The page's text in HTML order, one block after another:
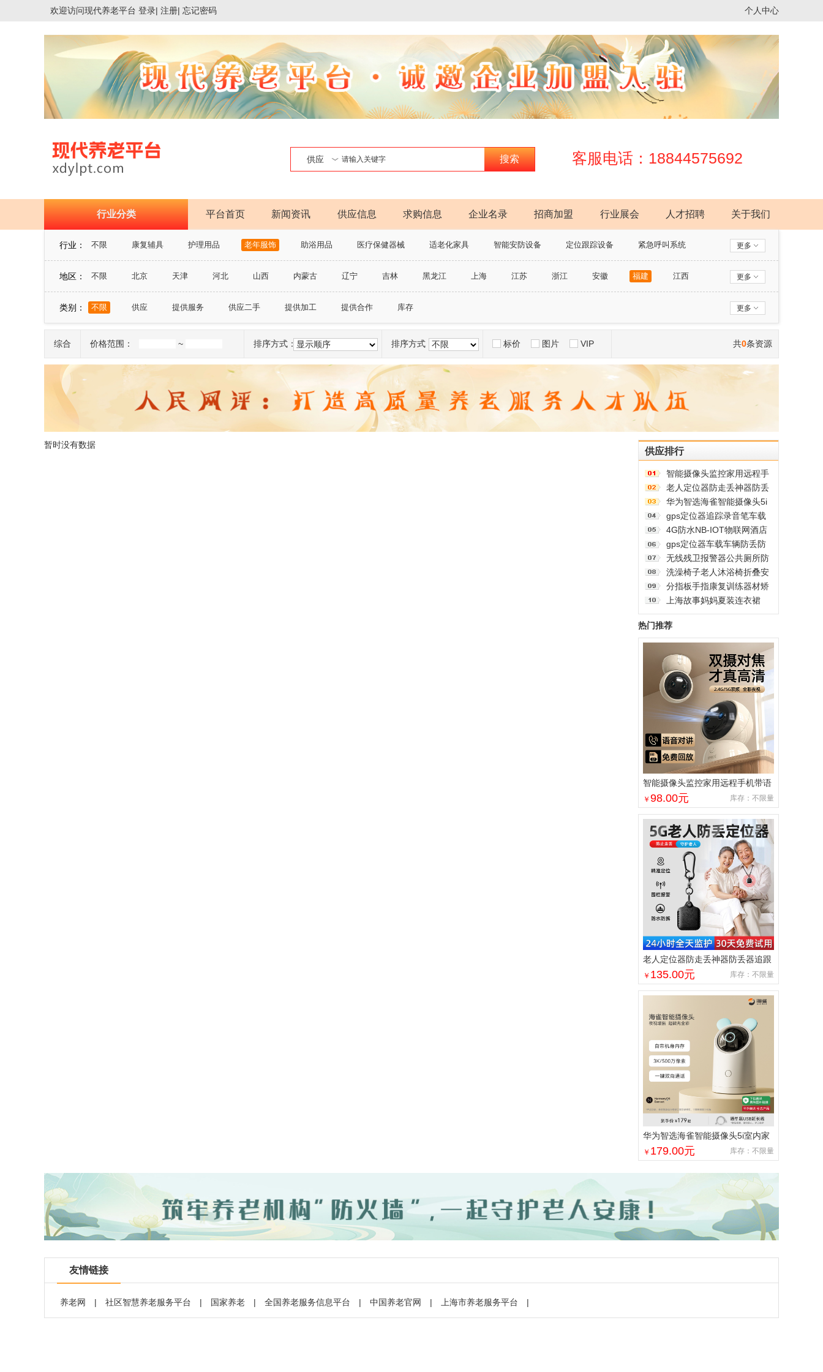
欢迎访问现代养老平台 登录| 注册| 忘记密码 个人中心
供应 搜索 客服电话：18844575692
行业分类 平台首页 新闻资讯 供应信息 求购信息 企业名录 招商加盟 行业展会 人才招聘 关于我们
行业： 不限 康复辅具 护理用品 老年服饰 助浴用品 医疗保健器械 适老化家具 智能安防设备 定位跟踪设备 紧急呼叫系统 更多
地区： 不限 北京 天津 河北 山西 内蒙古 辽宁 吉林 黑龙江 上海 江苏 浙江 安徽 福建
江西
山东
河南 湖北 湖南 广东 广西 海南 重庆市 四川 贵州 云南 西藏 陕西 甘肃
青海
宁夏
新疆 台湾 澳门
更多
类别： 不限 供应 提供服务 供应二手 提供加工 提供合作 库存 更多
共0条资源
综合 价格范围： ~ 排序方式：显示顺序 排序方式：不限 标价 图片 VIP
暂时没有数据
供应排行
智能摄像头监控家用远程手
机带语音360度高清夜视室
内无线免插电
老人定位器防走丢神器防丢
器追跟踪老年人痴呆防走失
5gps订位仪器
华为智选海雀智能摄像头5i
室内家用手机远程360°无线
监控摄像机
gps定位器追踪录音笔车载
监控听器车辆追跟定仪器汽
车防盗神器j
4G防水NB-IOT物联网酒店
学校医院养老院老人社区卫
生间公共厕所一键式紧急无
线呼叫报警器按钮电话脑远
程
gps定位器车载车辆防丢防
盗追跟定仪器订位汽车跟踪
追踪录音神器j
无线残卫报警器公共厕所防
水紧急按钮老人呼叫器残疾
人卫生间声光告警无需布线
远距离大音量一键求助报警
系统
洗澡椅子老人沐浴椅折叠安
全座椅带轮老年人专用冲凉
坐便洗澡轮椅
分指板手指康复训练器材矫
正老人家用手部固定伸展器
上海故事妈妈夏装连衣裙
2025新中式国风旗袍中老年
气质长裙母亲节
热门推荐
智能摄像头监控家用远程手机带语
音360度高清夜视室内无线免插电
￥ 98.00元 库存：不限量
老人定位器防走丢神器防丢器追跟
踪老年人痴呆防走失5gps订位仪器
￥ 135.00元 库存：不限量
华为智选海雀智能摄像头5i室内家
用手机远程360°无线监控摄像机
￥ 179.00元 库存：不限量
友情链接
养老网 | 社区智慧养老服务平台 | 国家养老 | 全国养老服务信息平台 | 中国养老官网 | 上海市养老服务平台 |